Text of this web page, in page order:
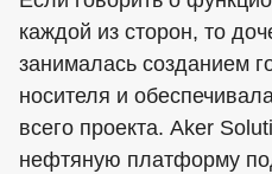
каждой из сторон, то
занималась созданием
носителя и
всего проекта. Aker
нефтяную платформу